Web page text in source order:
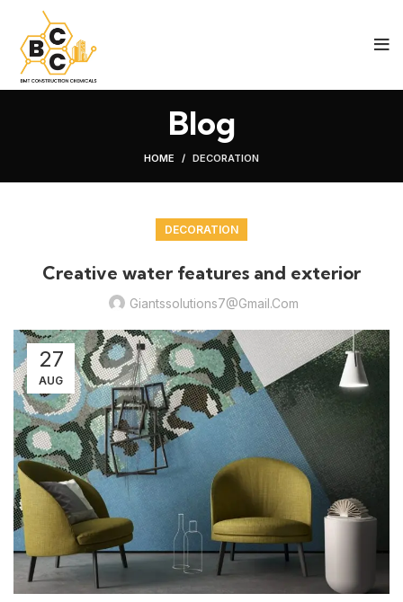
Blog
HOME DECORATION
DECORATION
Creative water features and exterior
Giantssolutions7@gmail.com
27
AUG